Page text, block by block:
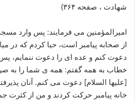
شهادت ، صفحه ۳۶۴)
امیرالمؤمنین می فرمایند: پس وارد
از صحابه پیامبر است، حیا کردم که در
دعوت کنم و عده ای را دعوت ننمایم، پس
خطاب به همه گفتم: همه ی شما را به
[علیها السلام] دعوت می کنم. آنان
خانه پیامبر حرکت کردند و من از کثرت